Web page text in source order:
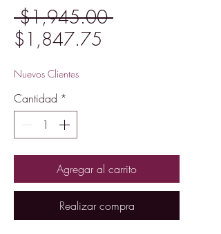
$1,945.00 Precio
$1,847.75
Nuevos Clientes
Cantidad *
Agregar al carrito
Realizar compra